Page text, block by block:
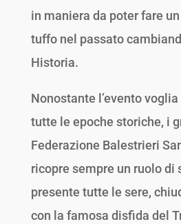
in maniera da poter fare
tuffo nel passato
Historia.
Nonostante l’evento
tutte le epoche storiche, i
Federazione Balestrieri
ricopre sempre un ruolo di
presente tutte le sere,
con la famosa disfida del